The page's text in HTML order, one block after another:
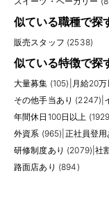
似ている職種で探
販売スタッフ (2538)
似ている特徴で探
大量募集 (105) 月給20
その他手当あり (2247)
年間休日100日以上
外資系 (965) 正社員登
研修制度あり (2079) |社
路面店あり (894)